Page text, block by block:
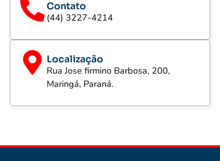
Contato
(44) 3227-4214
Localização
Rua Jose firmino Barbosa, 200,
Maringá, Paraná.